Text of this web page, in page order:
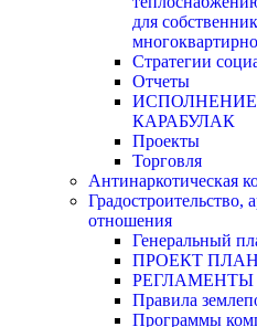
для
Стратегии
Отчеты
КАРАБУЛАК
Проекты
Торговля
Антинаркотическая
Градостроительство,
отношения
Генеральный
ПРОЕКТ
РЕГЛАМЕНТЫ
Правила
Программы